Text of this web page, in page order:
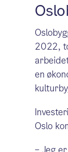
2022,
en
Oslo